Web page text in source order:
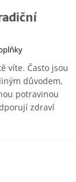
víte. Často jsou
důvodem,
potravinou
zdraví